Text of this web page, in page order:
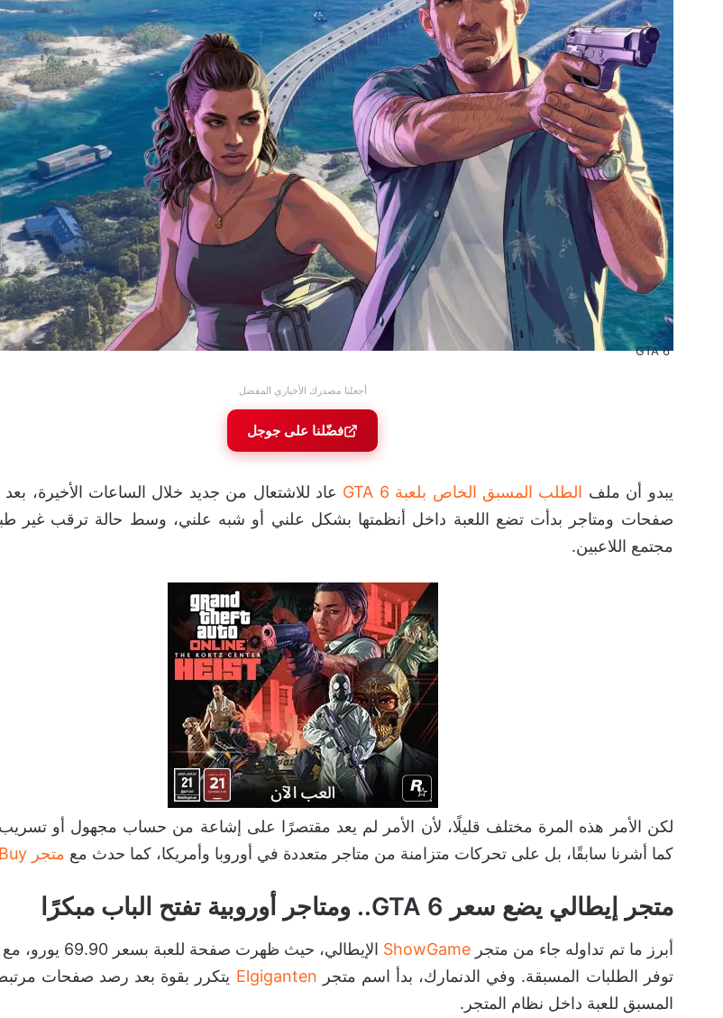
GTA 6
أجعلنا مصدرك الأخباري المفضل
فضّلنا على جوجل
يبدو أن ملف الطلب المسبق الخاص بلعبة GTA 6
عاد للاشتعال من جديد خلال الساعات الأخيرة،
صفحات ومتاجر بدأت تضع اللعبة داخل أنظمتها بشكل علني أو شبه علني، وسط حالة ترقب غير
مجتمع اللاعبين.
لكن الأمر هذه المرة مختلف قليلًا، لأن الأمر لم يعد مقتصرًا على إشاعة من حساب مجهول أو
كما أشرنا سابقًا، بل على تحركات متزامنة من متاجر متعددة في أوروبا وأمريكا، كما حدث مع متجر Best Buy
متجر إيطالي يضع سعر GTA 6.. ومتاجر أوروبية تفتح الباب مبكرًا
أبرز ما تم تداوله جاء من متجر ShowGame
الإيطالي، حيث ظهرت صفحة
توفر الطلبات المسبقة. وفي الدنمارك، بدأ اسم متجر Elgiganten يتكرر بقوة بعد رصد صفحات
المسبق للعبة داخل نظام المتجر.